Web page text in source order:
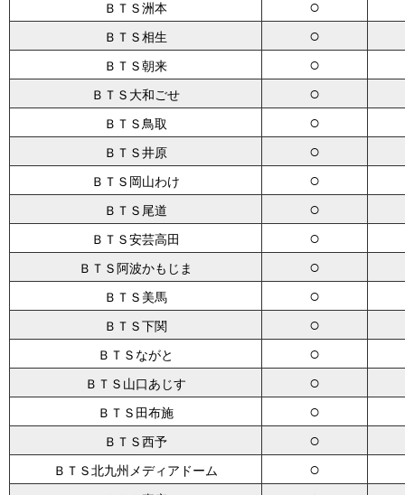
ＢＴＳ洲本 ○
ＢＴＳ相生 ○
ＢＴＳ朝来 ○
ＢＴＳ大和ごせ ○
ＢＴＳ鳥取 ○
ＢＴＳ井原 ○
ＢＴＳ岡山わけ ○
ＢＴＳ尾道 ○
ＢＴＳ安芸高田 ○
ＢＴＳ阿波かもじま ○
ＢＴＳ美馬 ○
ＢＴＳ下関 ○
ＢＴＳながと ○
ＢＴＳ山口あじす ○
ＢＴＳ田布施 ○
ＢＴＳ西予 ○
ＢＴＳ北九州メディアドーム ○